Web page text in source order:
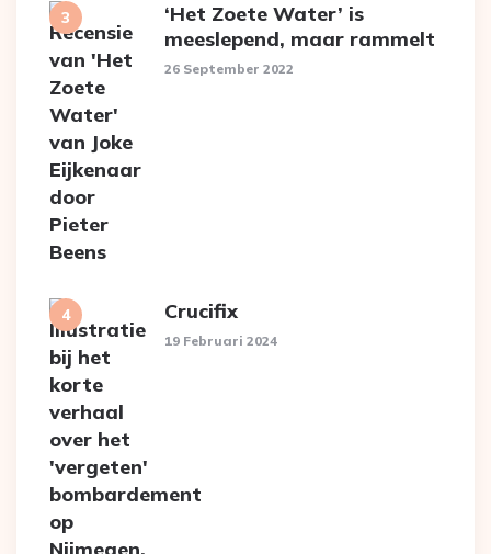
‘Het Zoete Water’ is
meeslepend, maar rammelt
26 September 2022
Crucifix
19 Februari 2024